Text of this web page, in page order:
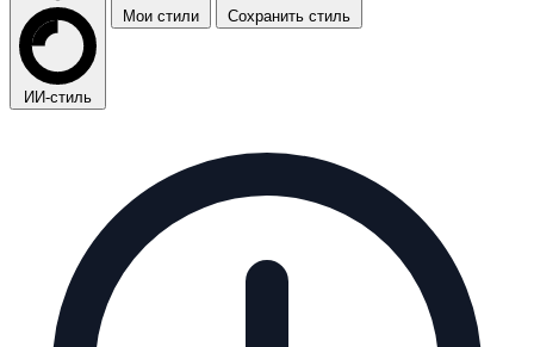
ИИ-стиль
Мои стили Сохранить стиль